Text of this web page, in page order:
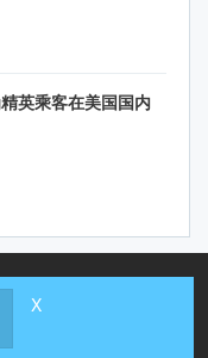
英乘客在美国国内
X